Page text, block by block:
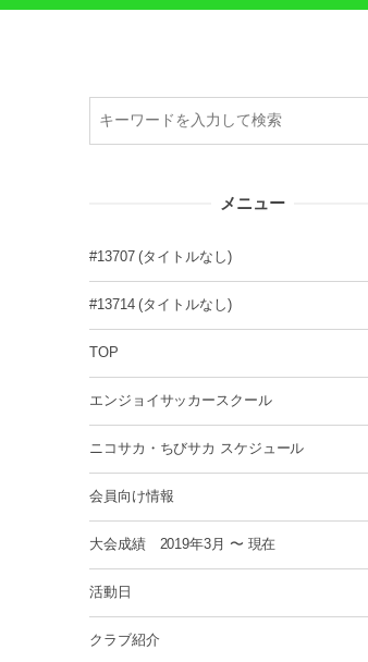
メニュー
#13707 (タイトルなし)
#13714 (タイトルなし)
TOP
エンジョイサッカースクール
ニコサカ・ちびサカ スケジュール
会員向け情報
大会成績 2019年3月 〜 現在
活動日
クラブ紹介